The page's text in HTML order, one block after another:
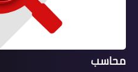
محاسب